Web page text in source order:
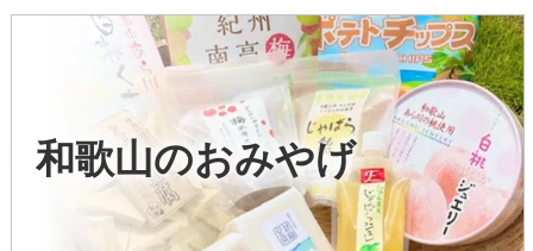
和歌山のおみやげ